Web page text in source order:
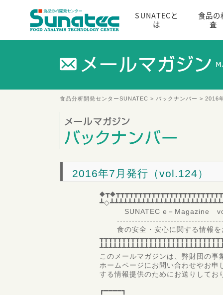
SUNATECと
は
食品の
査
食品分析開発センターSUNATEC > バックナンバー > 2016
2016年7月発行（vol.124）
SUNATEC e－Magazine
食の安全・安心に関する情報を
このメールマガジンは、弊財団の
ホームページにお問い合わせやお
する情報提供のためにお送りしてお
┏━━━━┓